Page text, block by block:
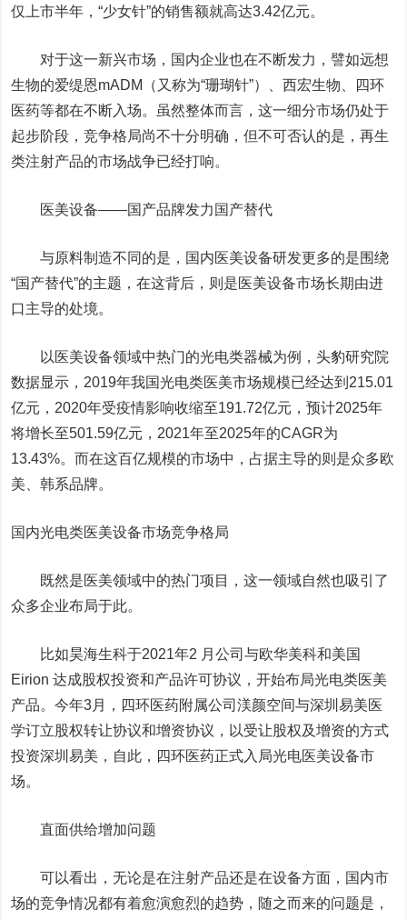
仅上市半年，“少女针”的销售额就高达3.42亿元。
对于这一新兴市场，国内企业也在不断发力，譬如远想
生物的爱缇恩mADM（又称为“珊瑚针”）、西宏生物、四环
医药等都在不断入场。虽然整体而言，这一细分市场仍处于
起步阶段，竞争格局尚不十分明确，但不可否认的是，再生
类注射产品的市场战争已经打响。
医美设备——国产品牌发力国产替代
与原料制造不同的是，国内医美设备研发更多的是围绕
“国产替代”的主题，在这背后，则是医美设备市场长期由进
口主导的处境。
以医美设备领域中热门的光电类器械为例，头豹研究院
数据显示，2019年我国光电类医美市场规模已经达到215.01
亿元，2020年受疫情影响收缩至191.72亿元，预计2025年
将增长至501.59亿元，2021年至2025年的CAGR为
13.43%。而在这百亿规模的市场中，占据主导的则是众多欧
美、韩系品牌。
国内光电类医美设备市场竞争格局
既然是医美领域中的热门项目，这一领域自然也吸引了
众多企业布局于此。
比如昊海生科于2021年2 月公司与欧华美科和美国
Eirion 达成股权投资和产品许可协议，开始布局光电类医美
产品。今年3月，四环医药附属公司渼颜空间与深圳易美医
学订立股权转让协议和增资协议，以受让股权及增资的方式
投资深圳易美，自此，四环医药正式入局光电医美设备市
场。
直面供给增加问题
可以看出，无论是在注射产品还是在设备方面，国内市
场的竞争情况都有着愈演愈烈的趋势，随之而来的问题是，